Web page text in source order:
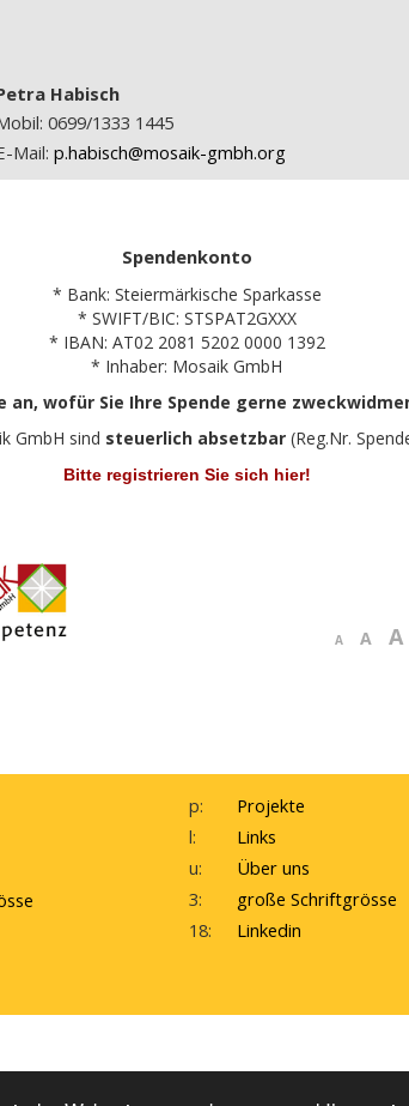
Habisch
0699/1333 1445
Mail: p.habisch@mosaik-gmbh.org
Spendenkonto
* Bank: Steiermärkische Sparkasse
* SWIFT/BIC: STSPAT2GXXX
* IBAN: AT02 2081 5202 0000 1392
* Inhaber: Mosaik GmbH
an, wofür Sie Ihre Spende gerne
GmbH sind steuerlich absetzbar (Reg.Nr.
Bitte registrieren Sie sich hier!
A A A
p:
Projekte
l:
Links
u:
Über uns
3:
große Schriftgrösse
18:
Linkedin